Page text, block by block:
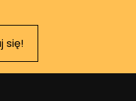
się!